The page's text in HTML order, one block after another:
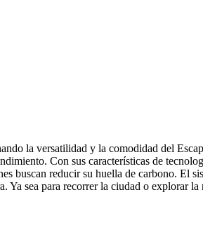
la versatilidad y la comodidad del
Con sus características de
buscan reducir su huella de carbono. El
sea para recorrer la ciudad o explorar